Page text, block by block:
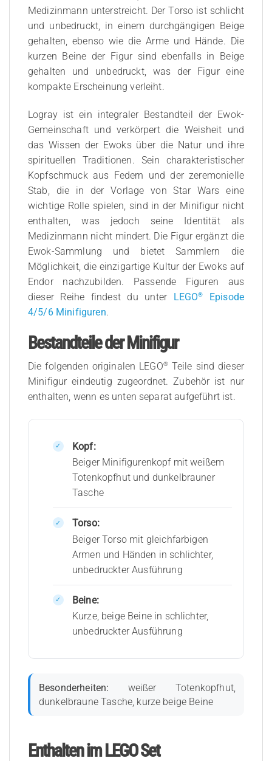
Medizinmann unterstreicht. Der Torso ist schlicht
und unbedruckt, in einem durchgängigen Beige
gehalten, ebenso wie die Arme und Hände. Die
kurzen Beine der Figur sind ebenfalls in Beige
gehalten und unbedruckt, was der Figur eine
kompakte Erscheinung verleiht.
Logray ist ein integraler Bestandteil der Ewok-
Gemeinschaft und verkörpert die Weisheit und
das Wissen der Ewoks über die Natur und ihre
spirituellen Traditionen. Sein charakteristischer
Kopfschmuck aus Federn und der zeremonielle
Stab, die in der Vorlage von Star Wars eine
wichtige Rolle spielen, sind in der Minifigur nicht
enthalten, was jedoch seine Identität als
Medizinmann nicht mindert. Die Figur ergänzt die
Ewok-Sammlung und bietet Sammlern die
Möglichkeit, die einzigartige Kultur der Ewoks auf
Endor nachzubilden. Passende Figuren aus
dieser Reihe findest du unter LEGO®
Episode
4/5/6 Minifiguren.
Bestandteile der Minifigur
Die folgenden originalen LEGO®Teile sind dieser
Minifigur eindeutig zugeordnet. Zubehör ist nur
enthalten, wenn es unten separat aufgeführt ist.
Kopf:
Beiger Minifigurenkopf mit weißem
Totenkopfhut und dunkelbrauner
Tasche
Torso:
Beiger Torso mit gleichfarbigen
Armen und Händen in schlichter,
unbedruckter Ausführung
Beine:
Kurze, beige Beine in schlichter,
unbedruckter Ausführung
Besonderheiten: weißer Totenkopfhut,
dunkelbraune Tasche, kurze beige Beine
Enthalten im LEGO Set